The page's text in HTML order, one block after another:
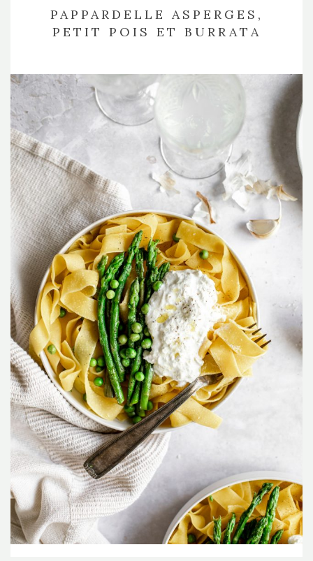
PAPPARDELLE ASPERGES,
PETIT POIS ET BURRATA